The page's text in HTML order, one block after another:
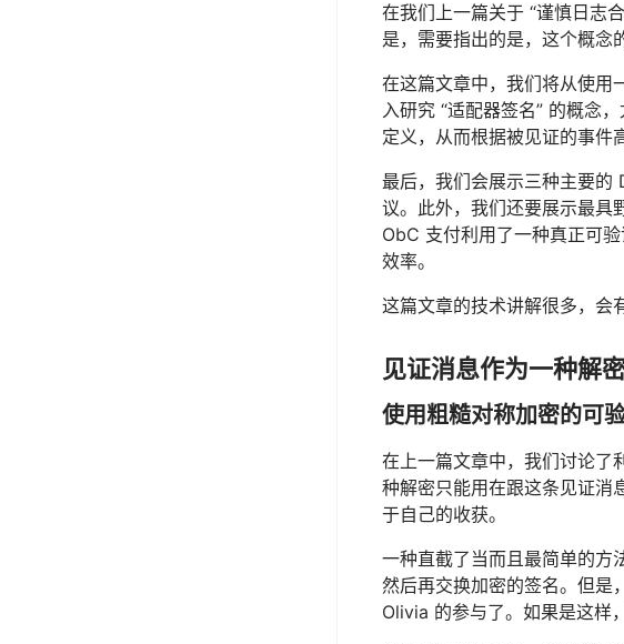
在我们上一篇关于 “谨慎日志
是，需要指出的是，这个概念
在这篇文章中，我们将从使用
入研究 “适配器签名” 的概念
定义，从而根据被见证的事件
最后，我们会展示三种主要的
议。此外，我们还要展示最具
ObC 支付利用了一种真正可
效率。
这篇文章的技术讲解很多，会
见证消息作为一种解
使用粗糙对称加密的可
在上一篇文章中，我们讨论
种解密只能用在跟这条见证消
于自己的收获。
一种直截了当而且最简单的方
然后再交换加密的签名。但
Olivia 的参与了。如果是这样